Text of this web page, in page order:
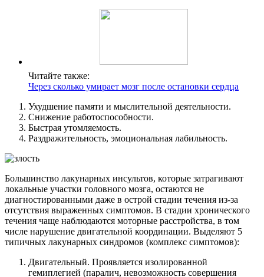
Читайте также:
Через сколько умирает мозг после остановки сердца
Ухудшение памяти и мыслительной деятельности.
Снижение работоспособности.
Быстрая утомляемость.
Раздражительность, эмоциональная лабильность.
Большинство лакунарных инсультов, которые затрагивают
локальные участки головного мозга, остаются не
диагностированными даже в острой стадии течения из-за
отсутствия выраженных симптомов. В стадии хронического
течения чаще наблюдаются моторные расстройства, в том
числе нарушение двигательной координации. Выделяют 5
типичных лакунарных синдромов (комплекс симптомов):
Двигательный. Проявляется изолированной
гемиплегией (паралич, невозможность совершения